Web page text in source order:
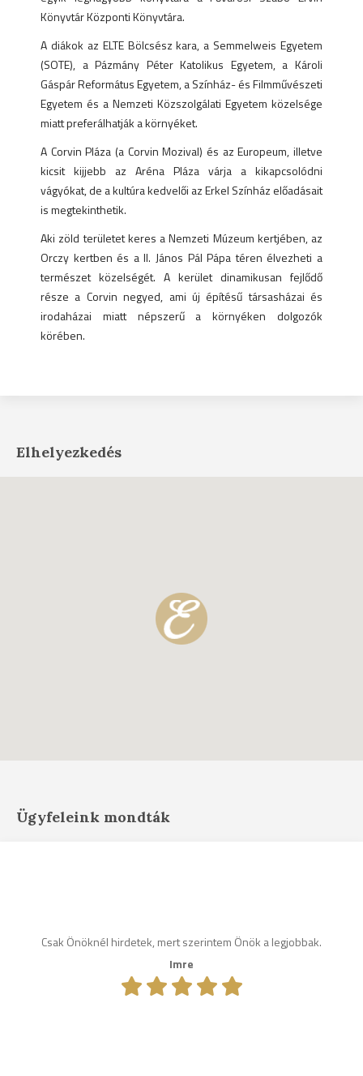
Könyvtár Központi Könyvtára.
A diákok az ELTE Bölcsész kara, a Semmelweis Egyetem
(SOTE), a Pázmány Péter Katolikus Egyetem, a Károli
Gáspár Református Egyetem, a Színház- és Filmművészeti
Egyetem és a Nemzeti Közszolgálati Egyetem közelsége
miatt preferálhatják a környéket.
A Corvin Pláza (a Corvin Mozival) és az Europeum, illetve
kicsit kijjebb az Aréna Pláza várja a kikapcsolódni
vágyókat, de a kultúra kedvelői az Erkel Színház előadásait
is megtekinthetik.
Aki zöld területet keres a Nemzeti Múzeum kertjében, az
Orczy kertben és a II. János Pál Pápa téren élvezheti a
természet közelségét. A kerület dinamikusan fejlődő
része a Corvin negyed, ami új építésű társasházai és
irodaházai miatt népszerű a környéken dolgozók
körében.
Elhelyezkedés
Ügyfeleink mondták
Csak Önöknél hirdetek, mert szerintem Önök a legjobbak.
Imre